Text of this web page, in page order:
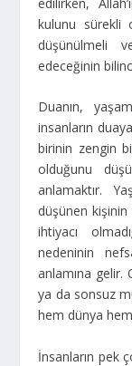
kulunu sürekli
düşünülmeli
edeceğinin
Duanın,
insanların
birinin zengin
olduğunu
anlamaktır.
düşünen kişinin
ihtiyacı
nedeninin
anlamına gelir.
ya da sonsuz
hem dünya
İnsanların pek